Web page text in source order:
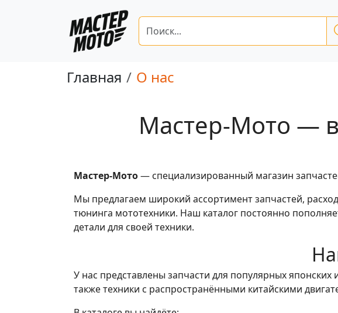
Главная О нас
Мастер-Мото —
Мастер-Мото— специализированный магазин
Мы предлагаем широкий ассортимент запчастей,
тюнинга мототехники. Наш каталог постоянно
детали для своей техники.
У нас представлены запчасти для популярных
также техники с распространёнными китайскими